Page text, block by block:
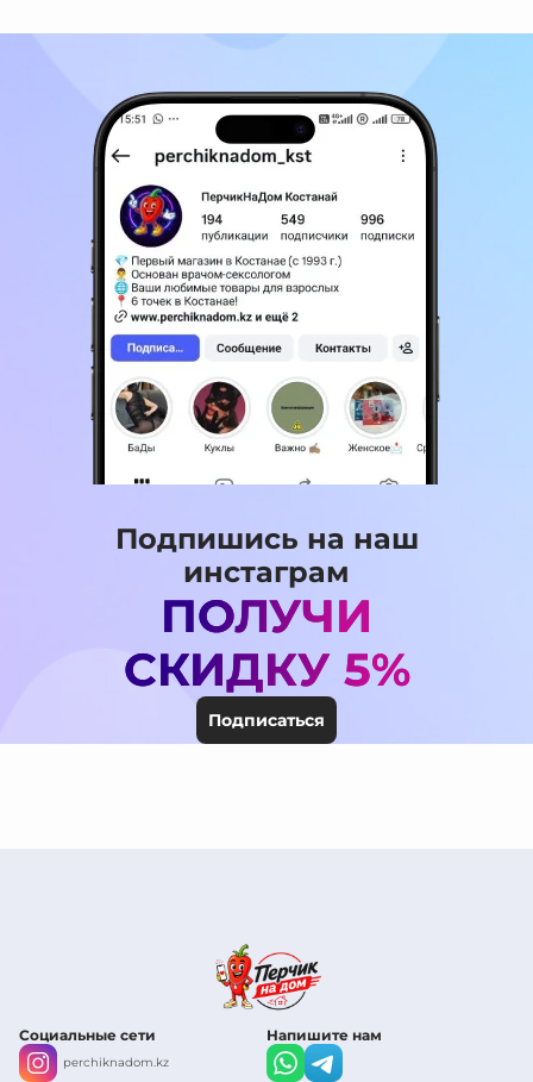
Подпишись на наш
инстаграм
ПОЛУЧИ
СКИДКУ 5%
Подписаться
Социальные сети
perchiknadom.kz
Напишите нам